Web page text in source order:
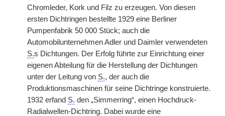
Chromleder, Kork und Filz zu erzeugen. Von diesen
ersten Dichtringen bestellte 1929 eine Berliner
Pumpenfabrik 50 000 Stück; auch die
Automobilunternehmen Adler und Daimler verwendeten
S.s Dichtungen. Der Erfolg führte zur Einrichtung einer
eigenen Abteilung für die Herstellung der Dichtungen
unter der Leitung von S., der auch die
Produktionsmaschinen für seine Dichtringe konstruierte.
1932 erfand S. den „Simmerring“, einen Hochdruck-
Radialwellen-Dichtring. Dabei wurde eine